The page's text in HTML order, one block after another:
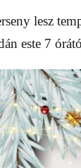
lesz
este 7